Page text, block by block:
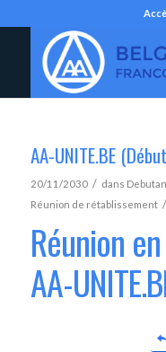
AA-UNITE.BE
20/11/2030 / dans
Réunion de rétablissement /
Réunion
AA-